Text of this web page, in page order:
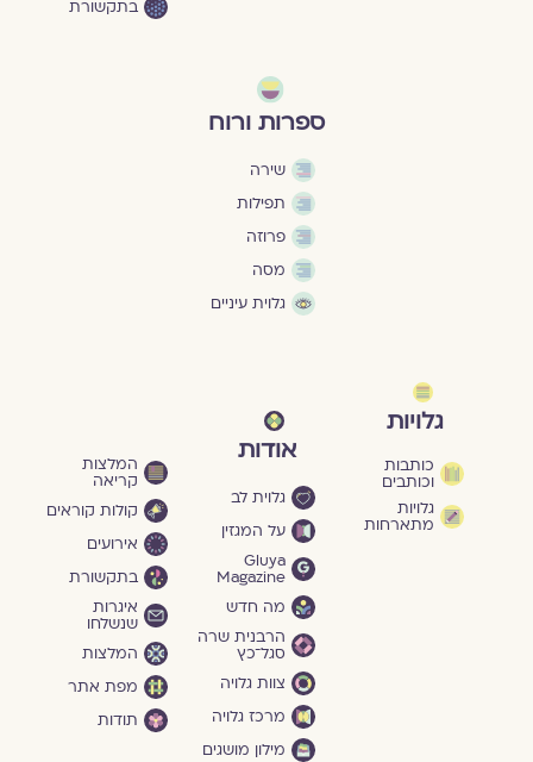
בתקשורת
ספרות ורוח
שירה
תפילות
פרוזה
מסה
גלוית עיניים
גלויות
כותבות
וכותבים
גלויות
מתארחות
אודות
גלוית לב
על המגזין
Gluya
Magazine
מה חדש
הרבנית שרה
סגל־כץ
צוות גלויה
מרכז גלויה
מילון מושגים
המלצות
קריאה
קולות קוראים
אירועים
בתקשורת
איגרות
שנשלחו
המלצות
מפת אתר
תודות